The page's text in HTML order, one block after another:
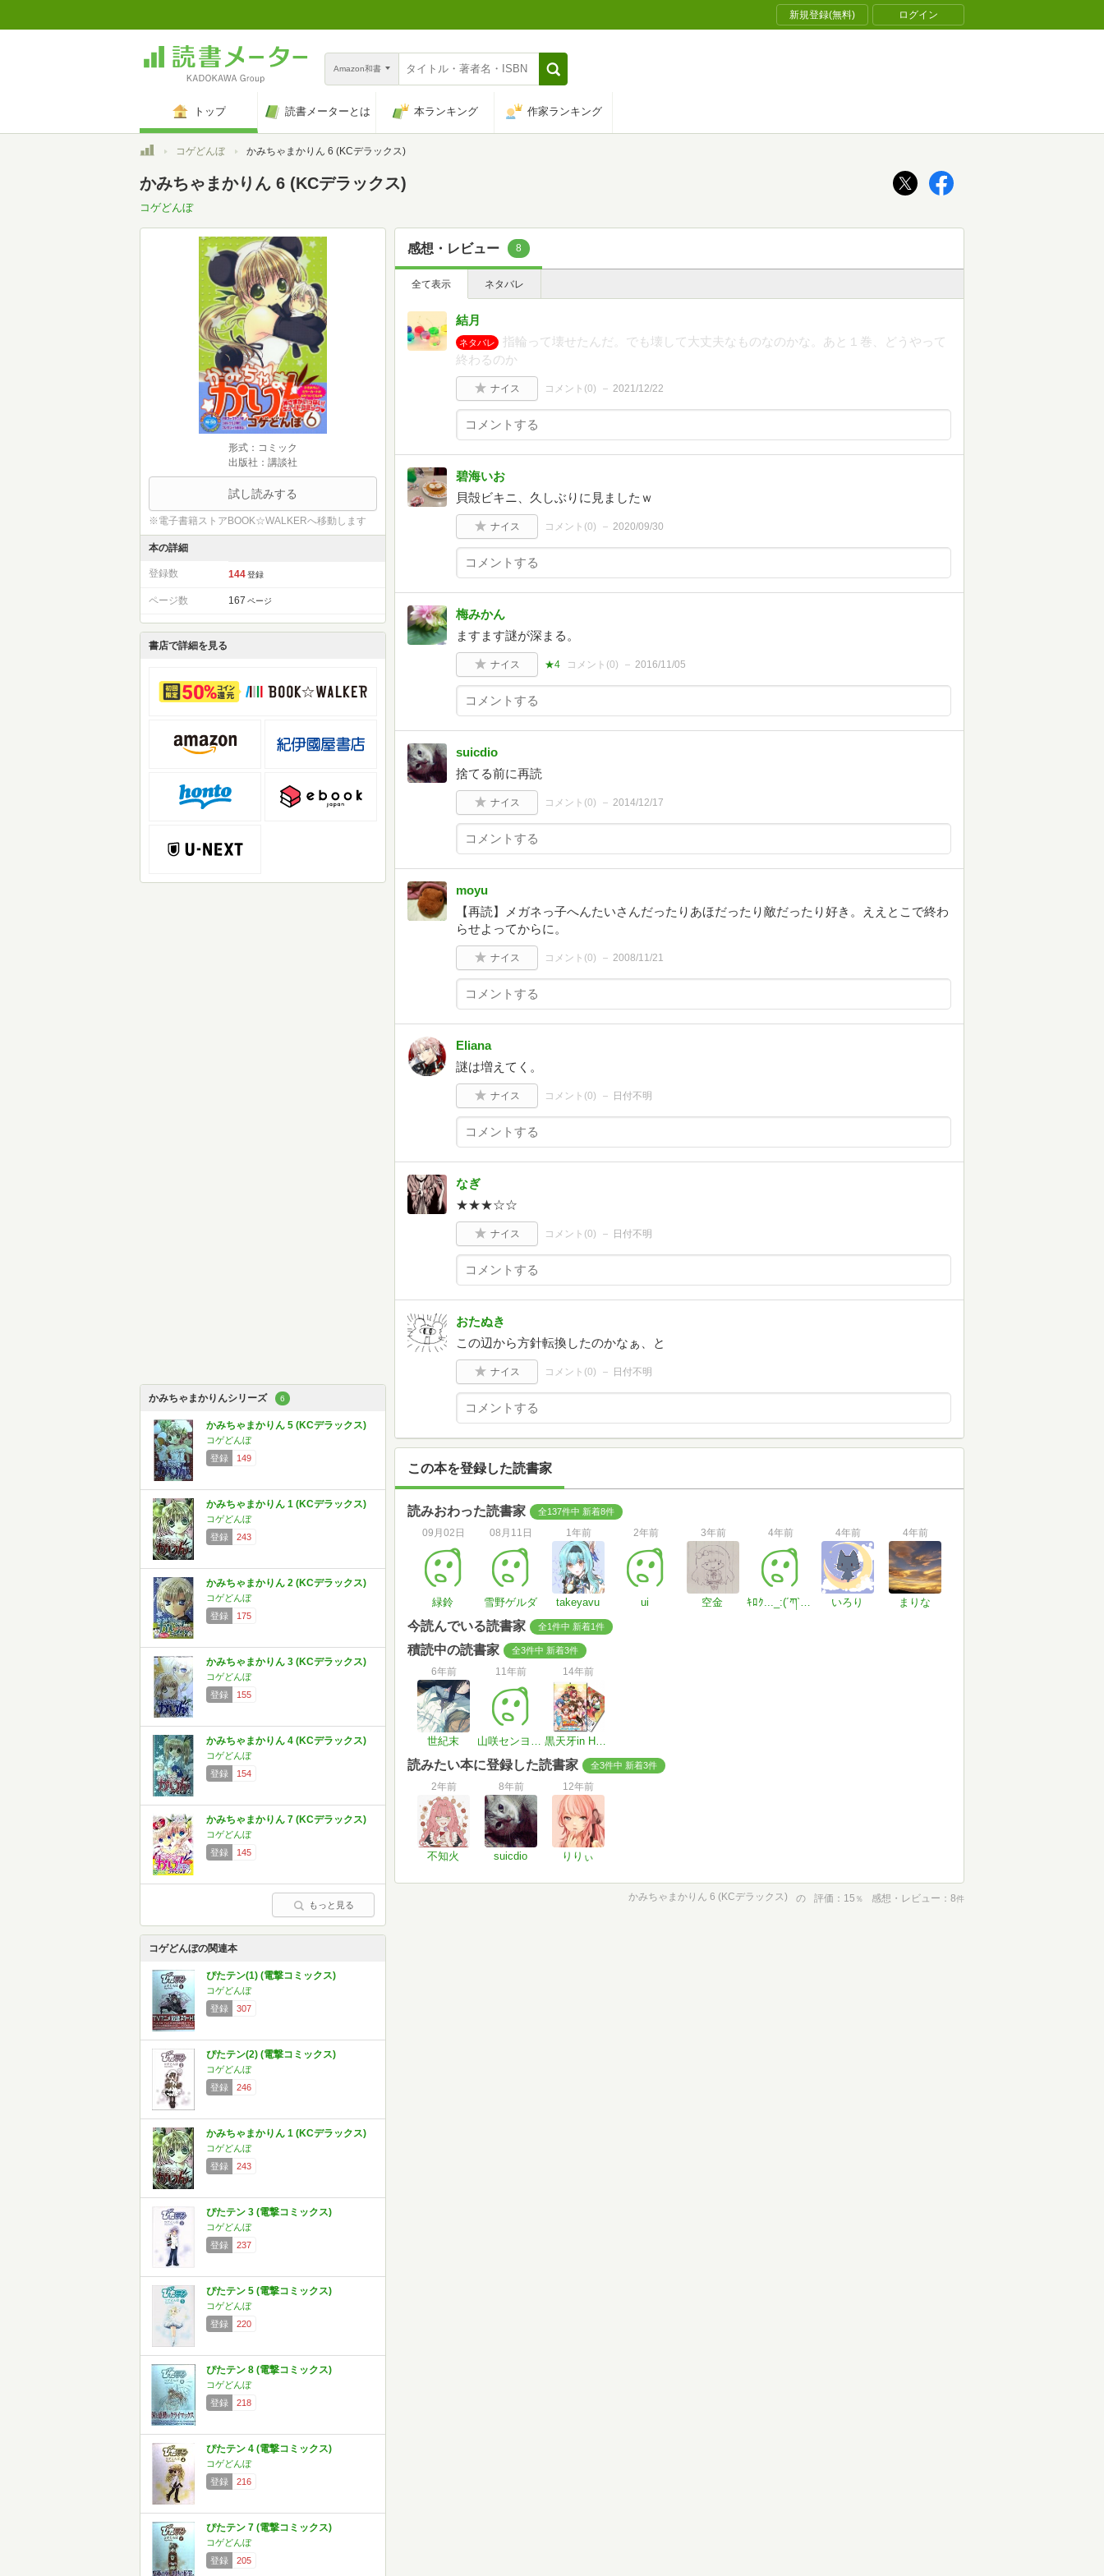
新規登録(無料) ログイン
Amazon和書
トップ 読書メーターとは 本ランキング 作家ランキング
トップコゲどんぼ かみちゃまかりん 6 (KCデラックス)
かみちゃまかりん 6 (KCデラックス)
コゲどんぼ
形式：コミック
出版社：講談社
試し読みする
※電子書籍ストアBOOK☆WALKERへ移動します
本の詳細
登録数 144 登録
ページ数 167 ページ
書店で詳細を見る
かみちゃまかりんシリーズ 6
かみちゃまかりん 5 (KCデラックス)
コゲどんぼ
登録
149
かみちゃまかりん 1 (KCデラックス)
コゲどんぼ
登録
243
かみちゃまかりん 2 (KCデラックス)
コゲどんぼ
登録
175
かみちゃまかりん 3 (KCデラックス)
コゲどんぼ
登録
155
かみちゃまかりん 4 (KCデラックス)
コゲどんぼ
登録
154
かみちゃまかりん 7 (KCデラックス)
コゲどんぼ
登録
145
もっと見る
コゲどんぼの関連本
ぴたテン(1) (電撃コミックス)
コゲどんぼ
登録
307
ぴたテン(2) (電撃コミックス)
コゲどんぼ
登録
246
かみちゃまかりん 1 (KCデラックス)
コゲどんぼ
登録
243
ぴたテン 3 (電撃コミックス)
コゲどんぼ
登録
237
ぴたテン 5 (電撃コミックス)
コゲどんぼ
登録
220
ぴたテン 8 (電撃コミックス)
コゲどんぼ
登録
218
ぴたテン 4 (電撃コミックス)
コゲどんぼ
登録
216
ぴたテン 7 (電撃コミックス)
コゲどんぼ
登録
205
感想・レビュー 8
全て表示 ネタバレ
結月
ネタバレ
指輪って壊せたんだ。でも壊して大丈夫なものなのかな。あと１巻、どうやって
終わるのか
ナイス コメント(0) 2021/12/22
碧海いお
貝殻ビキニ、久しぶりに見ましたｗ
ナイス コメント(0) 2020/09/30
梅みかん
ますます謎が深まる。
ナイス ★4 コメント(0) 2016/11/05
suicdio
捨てる前に再読
ナイス コメント(0) 2014/12/17
moyu
【再読】メガネっ子へんたいさんだったりあほだったり敵だったり好き。ええとこで終わ
らせよってからに。
ナイス コメント(0) 2008/11/21
Eliana
謎は増えてく。
ナイス コメント(0) 日付不明
なぎ
★★★☆☆
ナイス コメント(0) 日付不明
おたぬき
この辺から方針転換したのかなぁ、と
ナイス コメント(0) 日付不明
この本を登録した読書家
読みおわった読書家 全137件中 新着8件
09月02日
緑鈴
08月11日
雪野ゲルダ
1年前
takeyavu
2年前
ui
3年前
空金
4年前
ｷﾛｸ..._:(´ཀ`」 ∠):
4年前
いろり
4年前
まりな
今読んでいる読書家 全1件中 新着1件
積読中の読書家 全3件中 新着3件
6年前
世紀末
11年前
山咲センヨウ@マンガ用
14年前
黒天牙in HAWAII
読みたい本に登録した読書家 全3件中 新着3件
2年前
不知火
8年前
suicdio
12年前
りりぃ
かみちゃまかりん 6 (KCデラックス) の 評価 15 ％ 感想・レビュー 8件